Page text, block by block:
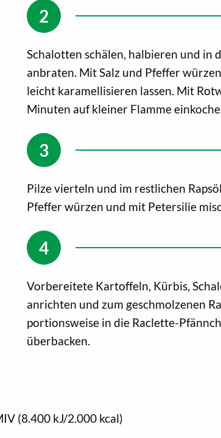
Schalotten schälen, halbieren und in
anbraten. Mit Salz und Pfeffer
leicht karamellisieren lassen. Mit
Minuten auf kleiner Flamme
Pilze vierteln und im restlichen
Pfeffer würzen und mit Petersilie
Vorbereitete Kartoffeln, Kürbis,
anrichten und zum geschmolzenen
portionsweise in die Raclette-
überbacken.
(8.400 kJ/2.000 kcal)